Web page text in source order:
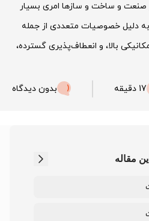
و ساخت و سازها امری بسیار
دلیل خصوصیات متعددی از جمله
بالا، و انعطاف‌پذیری گسترده،
17 دقیقه بدون دیدگاه
مقاله